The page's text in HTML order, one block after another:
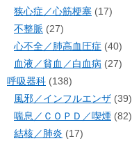
狭心症／心筋梗塞 (17)
不整脈 (27)
心不全／肺高血圧症 (40)
血液／貧血／白血病 (27)
呼吸器科 (138)
風邪／インフルエンザ (39)
喘息／ＣＯＰＤ／喫煙 (82)
結核／肺炎 (17)